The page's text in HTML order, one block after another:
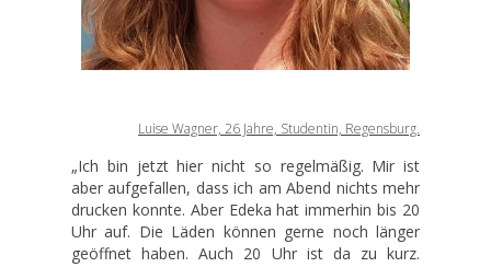
Luise Wagner, 26 Jahre, Studentin, Regensburg.
„Ich bin jetzt hier nicht so regelmäßig. Mir ist
aber aufgefallen, dass ich am Abend nichts mehr
drucken konnte. Aber Edeka hat immerhin bis 20
Uhr auf. Die Läden können gerne noch länger
geöffnet haben. Auch 20 Uhr ist da zu kurz.